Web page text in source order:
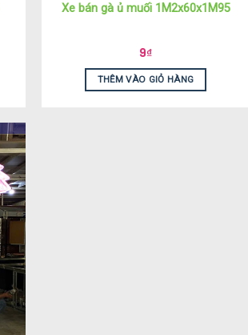
Xe bán gà ủ muối 1M2x60x1M95
9₫
THÊM VÀO GIỎ HÀNG